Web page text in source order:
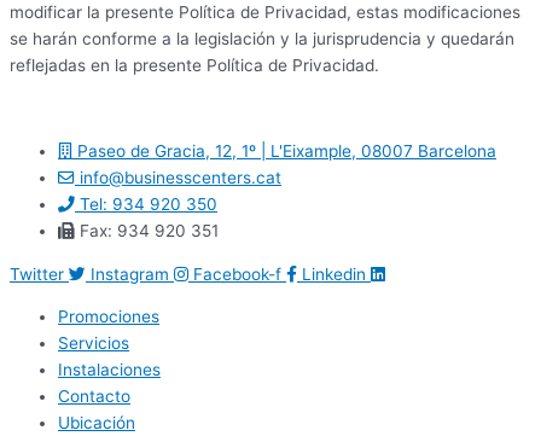
modificar la presente Política de Privacidad, estas modificaciones
se harán conforme a la legislación y la jurisprudencia y quedarán
reflejadas en la presente Política de Privacidad.
Paseo de Gracia, 12, 1º | L'Eixample, 08007 Barcelona
info@businesscenters.cat
Tel: 934 920 350
Fax: 934 920 351
Twitter Instagram Facebook-f Linkedin
Promociones
Servicios
Instalaciones
Contacto
Ubicación